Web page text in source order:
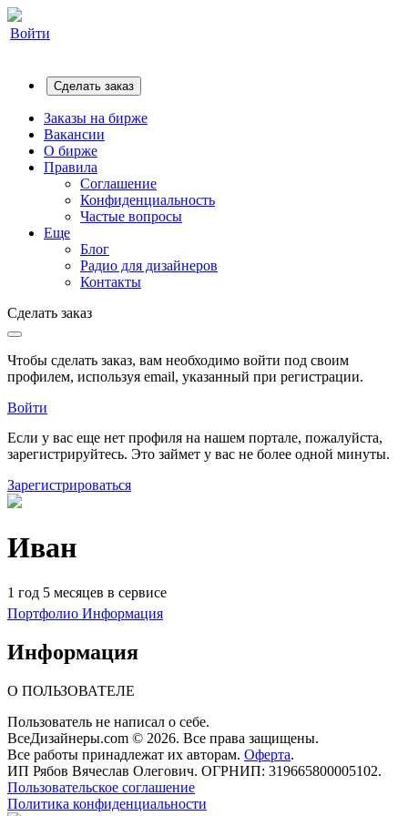
Войти
Сделать заказ
Заказы на бирже
Вакансии
О бирже
Правила
Соглашение
Конфиденциальность
Частые вопросы
Еще
Блог
Радио для дизайнеров
Контакты
Сделать заказ
Чтобы сделать заказ, вам необходимо войти под своим
профилем, используя email, указанный при регистрации.
Войти
Если у вас еще нет профиля на нашем портале, пожалуйста,
зарегистрируйтесь. Это займет у вас не более одной минуты.
Зарегистрироваться
Иван
1 год 5 месяцев в сервисе
Портфолио Информация
Информация
О ПОЛЬЗОВАТЕЛЕ
Пользователь не написал о себе.
ВсеДизайнеры.com © 2026. Все права защищены.
Все работы принадлежат их авторам. Оферта.
ИП Рябов Вячеслав Олегович. ОГРНИП: 319665800005102.
Пользовательское соглашение
Политика конфиденциальности